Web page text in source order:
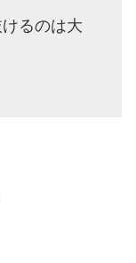
るのは大